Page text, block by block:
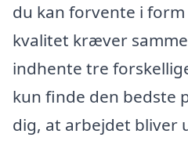
du kan forvente i
kvalitet kræver
indhente tre
kun finde den bedste
dig, at arbejdet bliver